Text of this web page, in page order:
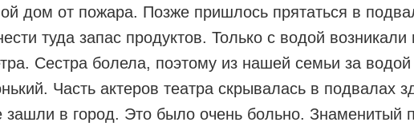
дом от пожара. Позже пришлось прятаться в
туда запас продуктов. Только с водой
Сестра болела, поэтому из нашей семьи за
Часть актеров театра скрывалась в подвалах
зашли в город. Это было очень больно. Знаменитый